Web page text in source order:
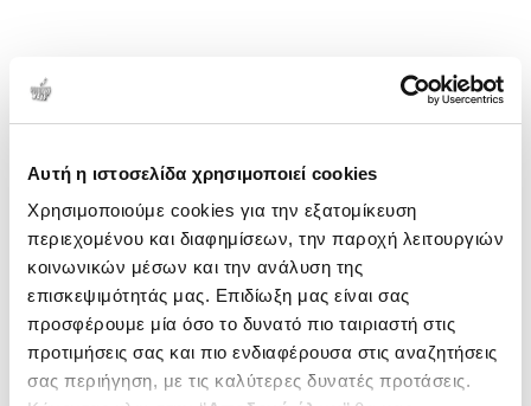
Αυτή η ιστοσελίδα χρησιμοποιεί cookies
Χρησιμοποιούμε cookies για την εξατομίκευση
περιεχομένου και διαφημίσεων, την παροχή λειτουργιών
κοινωνικών μέσων και την ανάλυση της
επισκεψιμότητάς μας. Επιδίωξη μας είναι σας
προσφέρουμε μία όσο το δυνατό πιο ταιριαστή στις
προτιμήσεις σας και πιο ενδιαφέρουσα στις αναζητήσεις
σας περιήγηση, με τις καλύτερες δυνατές προτάσεις.